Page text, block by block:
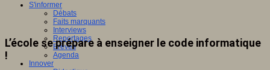
S'informer
Débats
Faits marquants
Interviews
Reportages
Brèves
Agenda
Innover
L’école se prépare à enseigner le code informatique
!